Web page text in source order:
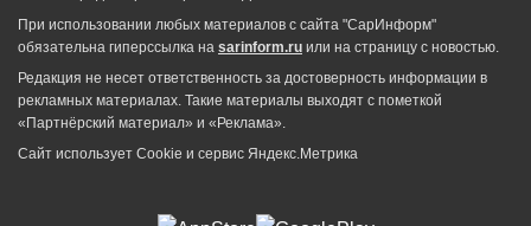
При использовании любых материалов с сайта "СарИнформ"
обязательна гиперссылка на sarinform.ru или на страницу с новостью.
Редакция не несет ответственность за достоверность информации в
рекламных материалах. Такие материалы выходят с пометкой
«Партнёрский материал» и «Реклама».
Сайт использует Cookie и сервиc Яндекс.Метрика